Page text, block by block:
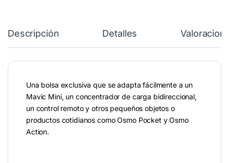
Descripción Detalles
Una bolsa exclusiva que se adapta fácilmente a un
Mavic Mini, un concentrador de carga bidireccional,
un control remoto y otros pequeños objetos o
productos cotidianos como Osmo Pocket y Osmo
Action.